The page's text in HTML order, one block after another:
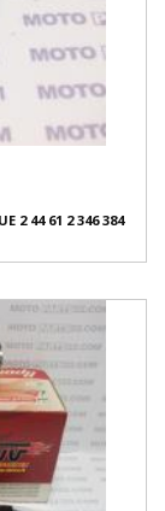
2 44 61 2 346 384